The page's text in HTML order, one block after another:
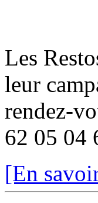
Les
leur
rendez-
62 05 04
[En